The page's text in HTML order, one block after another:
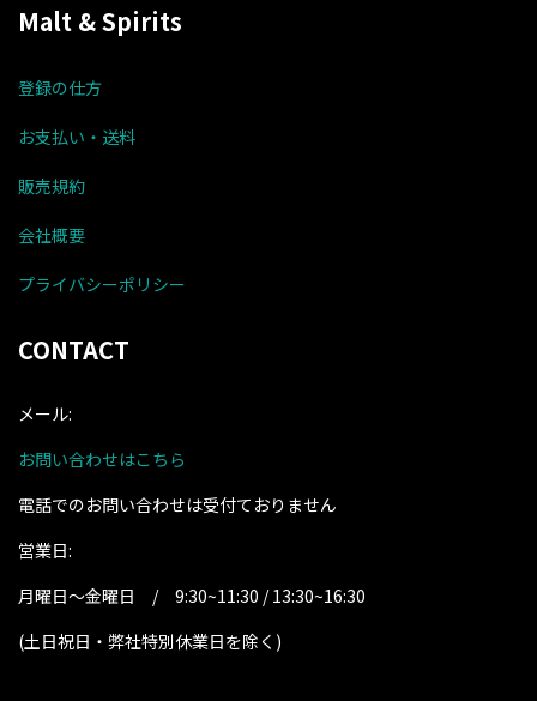
Malt & Spirits
登録の仕方
お支払い・送料
販売規約
会社概要
プライバシーポリシー
CONTACT
メール:
お問い合わせはこちら
電話でのお問い合わせは受付ておりません
営業日:
月曜日～金曜日 / 9:30~11:30 / 13:30~16:30
(土日祝日・弊社特別休業日を除く )